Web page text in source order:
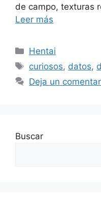
de campo, texturas
Leer más
Categorías
Hentai
Etiquetas
curiosos, datos,
Deja un
Buscar